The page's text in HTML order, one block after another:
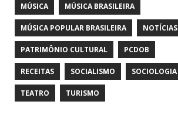
MÚSICA MÚSICA BRASILEIRA
MÚSICA POPULAR BRASILEIRA NOTÍCIAS
PATRIMÔNIO CULTURAL PCDOB
RECEITAS SOCIALISMO SOCIOLOGIA
TEATRO TURISMO